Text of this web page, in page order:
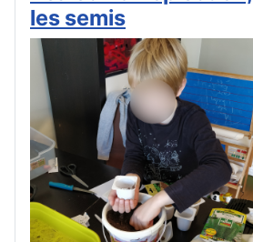
les semis